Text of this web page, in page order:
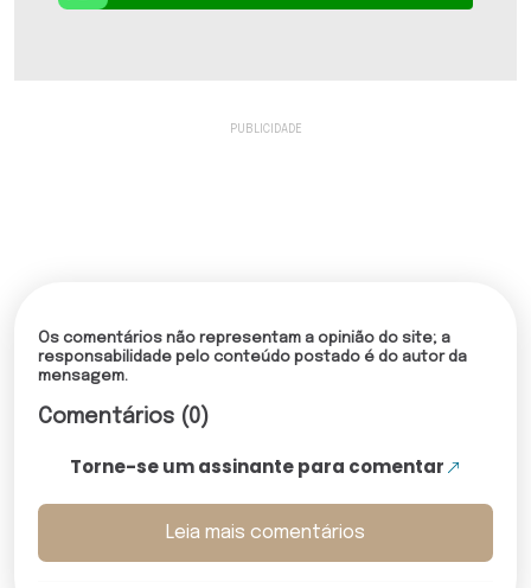
Os comentários não representam a opinião do site; a
responsabilidade pelo conteúdo postado é do autor da
mensagem.
Comentários (0)
Torne-se um assinante para comentar
Leia mais comentários